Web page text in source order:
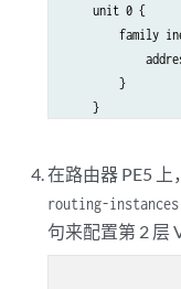
    unit 0 {
family
        }
    }
在路由器 PE5
routing-instances
句来配置第 2 层